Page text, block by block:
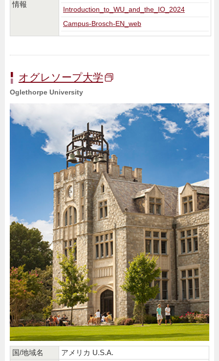
情報
Introduction_to_WU_and_the_IO_2024
Campus-Brosch-EN_web
オグレソープ大学
Oglethorpe University
国/地域名
アメリカ U.S.A.